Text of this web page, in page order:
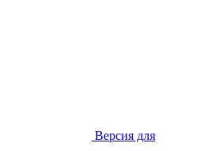
Версия для